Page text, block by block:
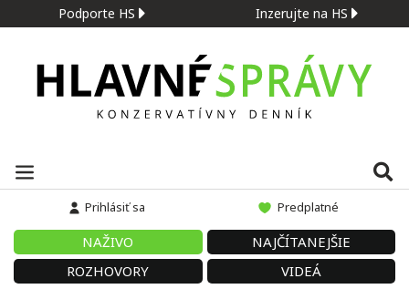
Podporte HS Inzerujte na HS
Prihlásiť sa Predplatné
NAŽIVO
NAJČÍTANEJŠIE
ROZHOVORY
VIDEÁ